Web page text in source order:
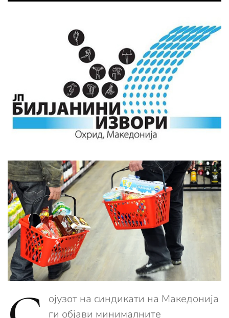
ојузот на синдикати на Македонија
ги објави минималните